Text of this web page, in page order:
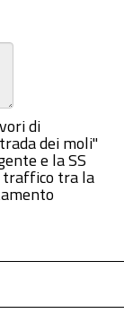
di
dei moli"
e la SS
traffico tra la